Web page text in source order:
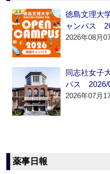
徳島文理大
ャンパス
2026年08月
同志社女子
パス 2026/
2026年07月
薬事日報